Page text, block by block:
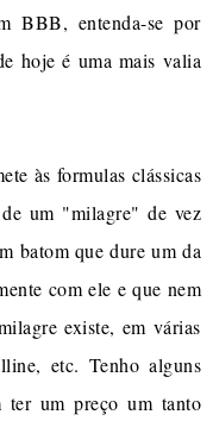
BBB, entenda-se por
hoje é uma mais valia
às formulas clássicas
um "milagre" de vez
batom que dure um da
com ele e que nem
existe, em várias
etc. Tenho alguns
ter um preço um tanto